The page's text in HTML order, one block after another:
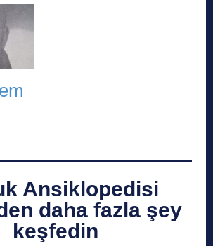
Ansiklopedisi
daha fazla şey
keşfedin